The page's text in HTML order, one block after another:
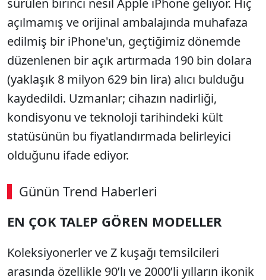
sürülen birinci nesil Apple iPhone geliyor. Hiç
açılmamış ve orijinal ambalajında muhafaza
edilmiş bir iPhone'un, geçtiğimiz dönemde
düzenlenen bir açık artırmada 190 bin dolara
(yaklaşık 8 milyon 629 bin lira) alıcı bulduğu
kaydedildi. Uzmanlar; cihazın nadirliği,
kondisyonu ve teknoloji tarihindeki kült
statüsünün bu fiyatlandırmada belirleyici
olduğunu ifade ediyor.
Günün Trend Haberleri
EN ÇOK TALEP GÖREN MODELLER
Koleksiyonerler ve Z kuşağı temsilcileri
arasında özellikle 90’lı ve 2000’li yılların ikonik